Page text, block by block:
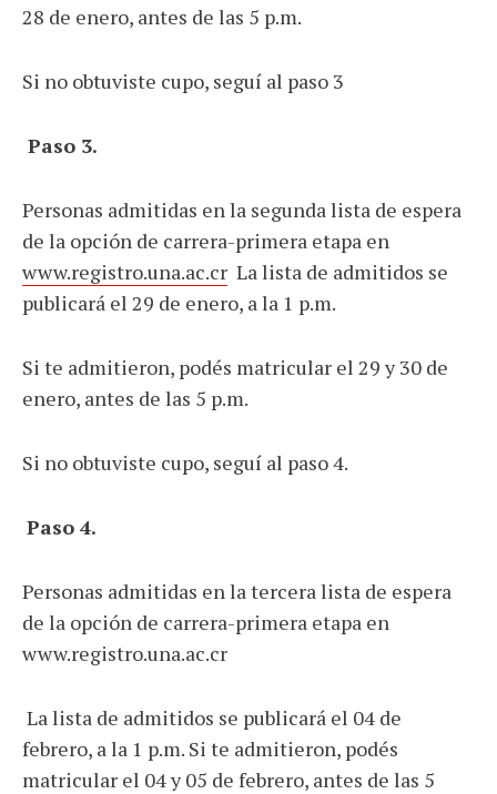
28 de enero, antes de las 5 p.m.
Si no obtuviste cupo, seguí al paso 3
Paso 3.
Personas admitidas en la segunda lista de espera
de la opción de carrera-primera etapa en
www.registro.una.ac.cr La lista de admitidos se
publicará el 29 de enero, a la 1 p.m.
Si te admitieron, podés matricular el 29 y 30 de
enero, antes de las 5 p.m.
Si no obtuviste cupo, seguí al paso 4.
Paso 4.
Personas admitidas en la tercera lista de espera
de la opción de carrera-primera etapa en
www.registro.una.ac.cr
La lista de admitidos se publicará el 04 de
febrero, a la 1 p.m. Si te admitieron, podés
matricular el 04 y 05 de febrero, antes de las 5